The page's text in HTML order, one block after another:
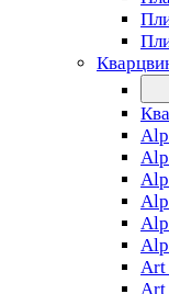
Art
Art